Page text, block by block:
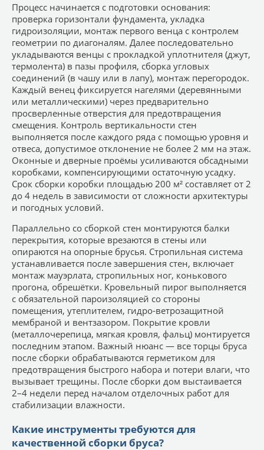
Процесс начинается с подготовки основания:
проверка горизонтали фундамента, укладка
гидроизоляции, монтаж первого венца с контролем
геометрии по диагоналям. Далее последовательно
укладываются венцы с прокладкой уплотнителя (джут,
термолента) в пазы профиля, сборка угловых
соединений (в чашу или в лапу), монтаж перегородок.
Каждый венец фиксируется нагелями (деревянными
или металлическими) через предварительно
просверленные отверстия для предотвращения
смещения. Контроль вертикальности стен
выполняется после каждого ряда с помощью уровня и
отвеса, допустимое отклонение не более 2 мм на этаж.
Оконные и дверные проёмы усиливаются обсадными
коробками, компенсирующими остаточную усадку.
Срок сборки коробки площадью 200 м² составляет от 2
до 4 недель в зависимости от сложности архитектуры
и погодных условий.
Параллельно со сборкой стен монтируются балки
перекрытия, которые врезаются в стены или
опираются на опорные брусья. Стропильная система
устанавливается после завершения стен, включает
монтаж мауэрлата, стропильных ног, конькового
прогона, обрешётки. Кровельный пирог выполняется
с обязательной пароизоляцией со стороны
помещения, утеплителем, гидро-ветрозащитной
мембраной и вентзазором. Покрытие кровли
(металлочерепица, мягкая кровля, фальц) монтируется
последним этапом. Важный нюанс — все торцы бруса
после сборки обрабатываются герметиком для
предотвращения быстрого набора и потери влаги, что
вызывает трещины. После сборки дом выстаивается
2–4 недели перед началом отделочных работ для
стабилизации влажности.
Какие инструменты требуются для
качественной сборки бруса?